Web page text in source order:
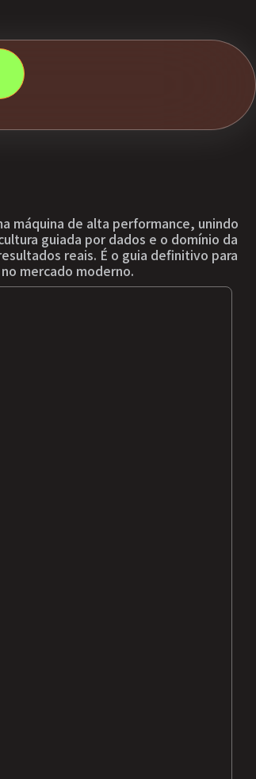
máquina de alta performance, unindo
guiada por dados e o domínio da
reais. É o guia definitivo para
mercado moderno.